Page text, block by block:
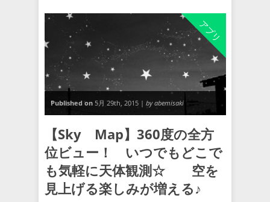
アプリ
Published on 5月 29th, 2015 | by abemisaki
【Sky Map】360度の全方
位ビュー！ いつでもどこで
も気軽に天体観測☆ 空を
見上げる楽しみが増える♪